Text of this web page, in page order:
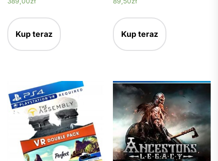
Kup teraz Kup teraz